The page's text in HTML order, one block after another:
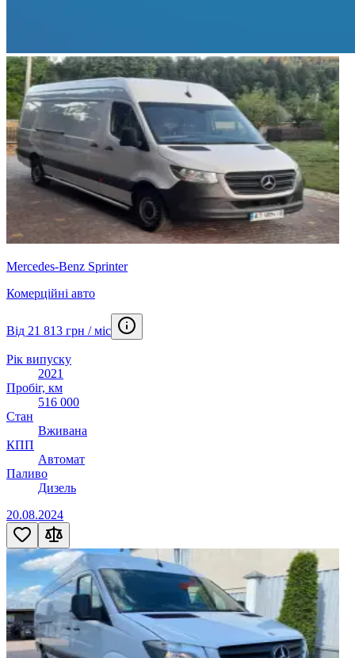
Mercedes-Benz Sprinter
Комерційні авто
Від 21 813 грн / міс
Рік випуску
2021
Пробіг, км
516 000
Стан
Вживана
КПП
Автомат
Паливо
Дизель
20.08.2024